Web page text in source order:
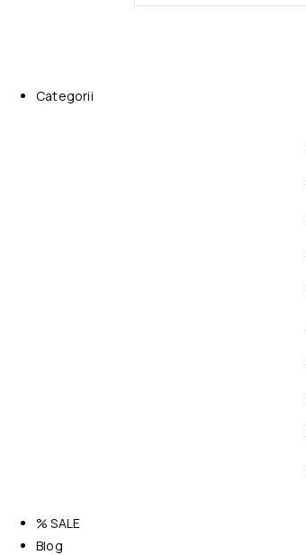
Categorii
% SALE
Blog